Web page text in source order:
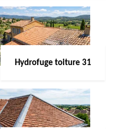
Hydrofuge toiture 31